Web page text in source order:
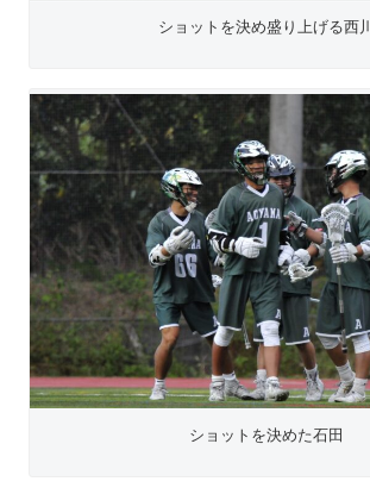
ショットを決め盛り上げる西川
ショットを決めた石田